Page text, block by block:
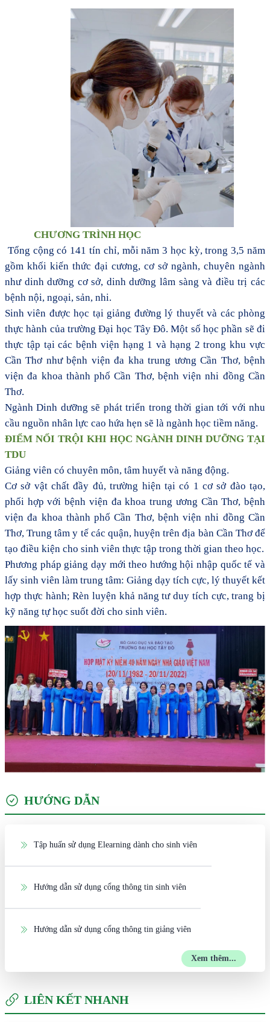
CHƯƠNG TRÌNH HỌC
Tổng cộng có 141 tín chỉ, mỗi năm 3 học kỳ, trong 3,5 năm
gồm khối kiến thức đại cương, cơ sở ngành, chuyên ngành
như dinh dưỡng cơ sở, dinh dưỡng lâm sàng và điều trị các
bệnh nội, ngoại, sản, nhi.
Sinh viên được học tại giảng đường lý thuyết và các phòng
thực hành của trường Đại học Tây Đô. Một số học phần sẽ đi
thực tập tại các bệnh viện hạng 1 và hạng 2 trong khu vực
Cần Thơ như bệnh viện đa kha trung ương Cần Thơ, bệnh
viện đa khoa thành phố Cần Thơ, bệnh viện nhi đồng Cần
Thơ.
Ngành Dinh dưỡng sẽ phát triển trong thời gian tới với nhu
cầu nguồn nhân lực cao hứa hẹn sẽ là ngành học tiềm năng.
ĐIỂM NỔI TRỘI KHI HỌC NGÀNH DINH DƯỠNG TẠI
TDU
Giảng viên có chuyên môn, tâm huyết và năng động.
Cơ sở vật chất đầy đủ, trường hiện tại có 1 cơ sở đào tạo,
phối hợp với bệnh viện đa khoa trung ương Cần Thơ, bệnh
viện đa khoa thành phố Cần Thơ, bệnh viện nhi đồng Cần
Thơ, Trung tâm y tế các quận, huyện trên địa bàn Cần Thơ để
tạo điều kiện cho sinh viên thực tập trong thời gian theo học.
Phương pháp giảng dạy mới theo hướng hội nhập quốc tế và
lấy sinh viên làm trung tâm: Giảng dạy tích cực, lý thuyết kết
hợp thực hành; Rèn luyện khả năng tư duy tích cực,trang bị
kỹ năng tự học suốt đời cho sinh viên.
HƯỚNG DẪN
Tập huấn sử dụng Elearning dành cho sinh viên
Hướng dẫn sử dụng cổng thông tin sinh viên
Hướng dẫn sử dụng cổng thông tin giảng viên
Xem thêm...
LIÊN KẾT NHANH